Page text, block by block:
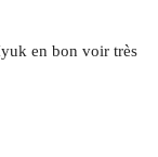
en bon voir très